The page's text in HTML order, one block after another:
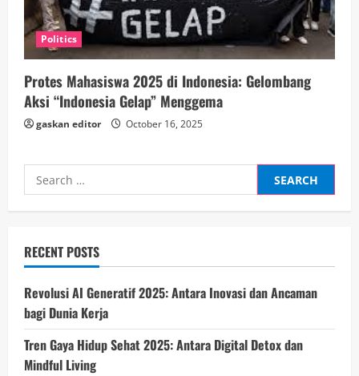
Politics
Protes Mahasiswa 2025 di Indonesia: Gelombang
Aksi “Indonesia Gelap” Menggema
gaskan editor October 16, 2025
Search
for:
RECENT POSTS
Revolusi AI Generatif 2025: Antara Inovasi dan Ancaman
bagi Dunia Kerja
Tren Gaya Hidup Sehat 2025: Antara Digital Detox dan
Mindful Living